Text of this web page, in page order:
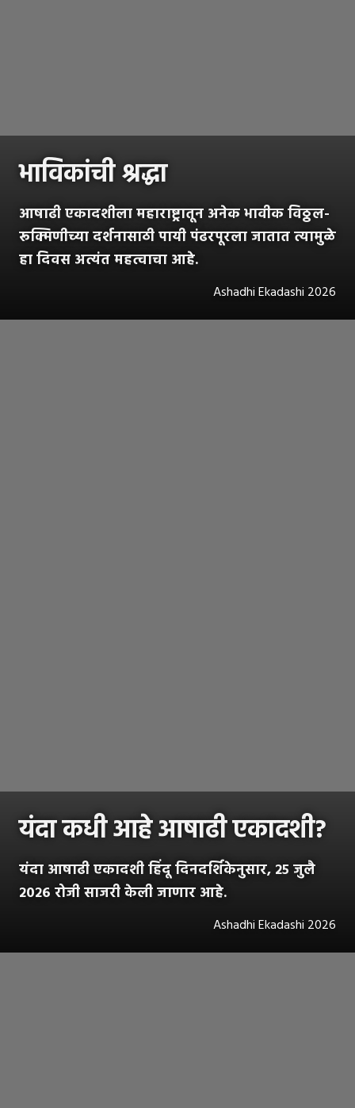
भाविकांची श्रद्धा
आषाढी एकादशीला महाराष्ट्रातून अनेक भावीक विठ्ठल-
रूक्मिणीच्या दर्शनासाठी पायी पंढरपूरला जातात त्यामुळे
हा दिवस अत्यंत महत्वाचा आहे.
Ashadhi Ekadashi 2026
यंदा कधी आहे आषाढी एकादशी?
यंदा आषाढी एकादशी हिंदू दिनदर्शिकेनुसार, २५ जुलै
२०२६ रोजी साजरी केली जाणार आहे.
Ashadhi Ekadashi 2026